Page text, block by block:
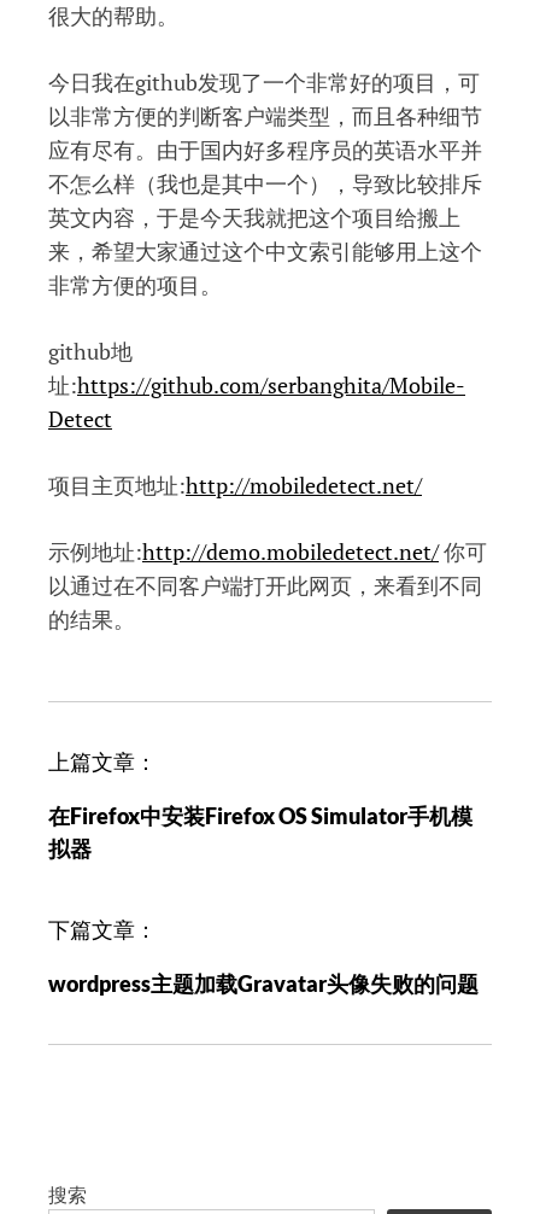
很大的帮助。
今日我在github发现了一个非常好的项目，可
以非常方便的判断客户端类型，而且各种细节
应有尽有。由于国内好多程序员的英语水平并
不怎么样（我也是其中一个），导致比较排斥
英文内容，于是今天我就把这个项目给搬上
来，希望大家通过这个中文索引能够用上这个
非常方便的项目。
github地
址:https://github.com/serbanghita/Mobile-
Detect
项目主页地址:http://mobiledetect.net/
示例地址:http://demo.mobiledetect.net/你可
以通过在不同客户端打开此网页，来看到不同
的结果。
文
导
航
上篇文章：
在Firefox中安装Firefox OS Simulator手机模
拟器
下篇文章：
wordpress主题加载Gravatar头像失败的问题
搜索